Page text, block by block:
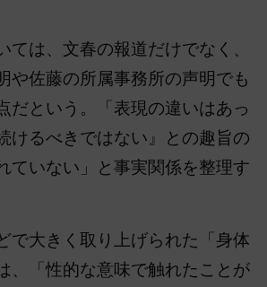
は、文春の報道だけでなく、
や佐藤の所属事務所の声明でも
だという。「表現の違いはあっ
けるべきではない』との趣旨の
ていない」と事実関係を整理す
で大きく取り上げられた「身体
、「性的な意味で触れたことが